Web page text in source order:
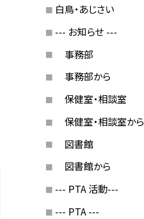
白鳥・あじさい
--- お知らせ ---
事務部
事務部から
保健室・相談室
保健室・相談室から
図書館
図書館から
--- PTA 活動---
--- PTA ---